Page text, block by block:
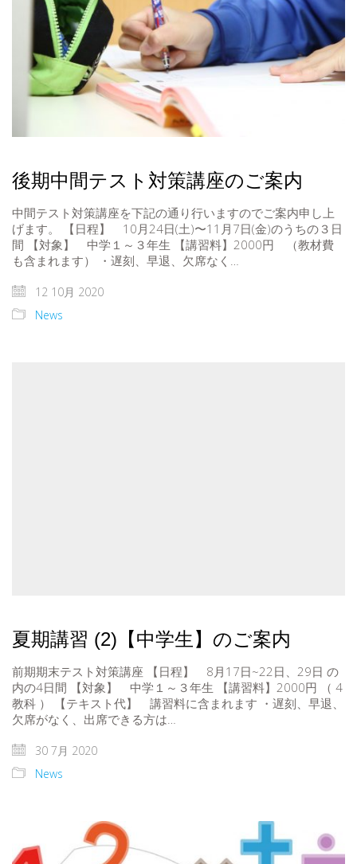
後期中間テスト対策講座のご案内
中間テスト対策講座を下記の通り行いますのでご案内申し上
げます。 【日程】 10月24日(土)〜11月7日(金)のうちの３日
間 【対象】 中学１～３年生 【講習料】2000円 （教材費
も含まれます） ・遅刻、早退、欠席なく…
12 10月 2020
News
夏期講習 (2)【中学生】のご案内
前期期末テスト対策講座 【日程】 8月17日~22日、29日 の
内の4日間 【対象】 中学１～３年生 【講習料】2000円 （ 4
教科 ） 【テキスト代】 講習料に含まれます ・遅刻、早退、
欠席がなく、出席できる方は…
30 7月 2020
News